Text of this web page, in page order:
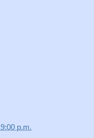
p.m.